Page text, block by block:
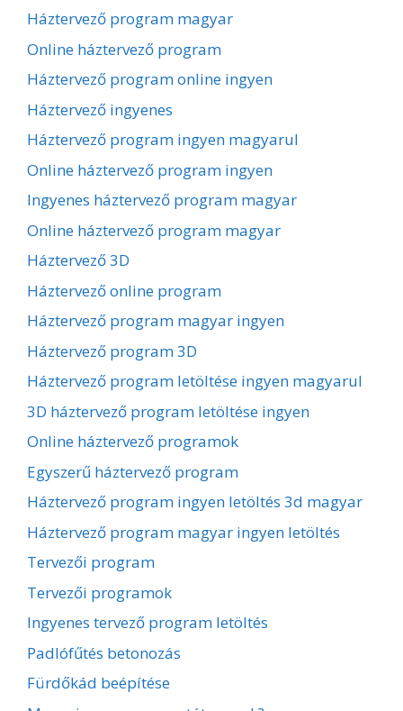
Háztervező program magyar
Online háztervező program
Háztervező program online ingyen
Háztervező ingyenes
Háztervező program ingyen magyarul
Online háztervező program ingyen
Ingyenes háztervező program magyar
Online háztervező program magyar
Háztervező 3D
Háztervező online program
Háztervező program magyar ingyen
Háztervező program 3D
Háztervező program letöltése ingyen magyarul
3D háztervező program letöltése ingyen
Online háztervező programok
Egyszerű háztervező program
Háztervező program ingyen letöltés 3d magyar
Háztervező program magyar ingyen letöltés
Tervezői program
Tervezői programok
Ingyenes tervező program letöltés
Padlófűtés betonozás
Fürdőkád beépítése